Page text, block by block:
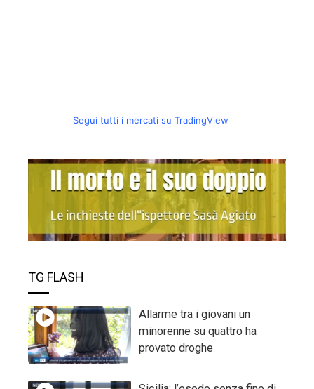
Segui tutti i mercati su TradingView
TG FLASH
Allarme tra i giovani un
minorenne su quattro ha
provato droghe